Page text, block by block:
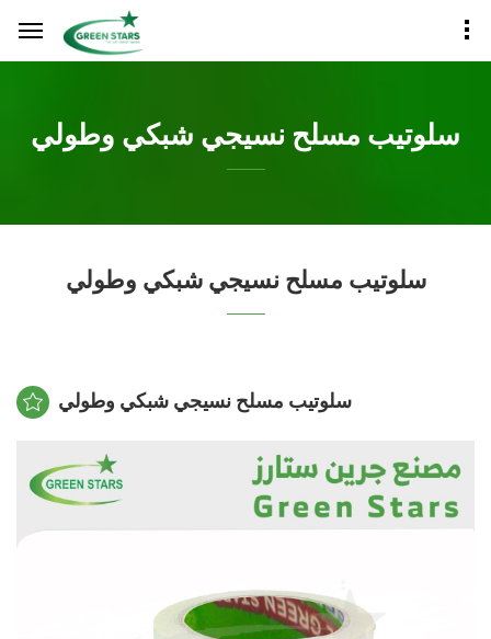
سلوتيب مسلح نسيجي شبكي وطولي
سلوتيب مسلح نسيجي شبكي وطولي
سلوتيب مسلح نسيجي شبكي وطولي